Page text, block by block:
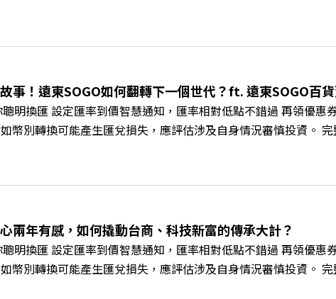
透視職場冰山》作者、薩提爾模式溝通引導師李崇義與謝佳芸，教
！ 🔺你的自我價值，難道只能由考績和主管來決定？ 🔺你或你
治主管」困境中全身而退？ 主持人／遠見雜誌總編輯 林讓均 與
，也順手理清生活的雜亂。 點開看質感養成術>> https://
IG：https://bit.ly/3AjBWNV YT：https://bit.ly/38jNi9k
事！遠東SOGO如何翻轉下一個世代？ft. 遠東SOGO百
明換匯 設定匯率到價智慧通知，匯率相對低點不錯過 再領優惠
別轉換可能產生匯兌損失，應評估涉及自身情況審慎投資。
碳、綠色消費與友善職場的變革浪潮下，傳統大流量、高耗能的
事長黃晴雯，帶你解析遠東SOGO如何透過戰略布局，打造出兼
度的利他平台？ 🔺最難節能的零售業如何落實「EP100」能效
度」 🔺最有人情味的文化橋梁！從社會創新到經典「日本展」
SOGO百貨董事長 黃晴雯 +++++ 🫧清除腦袋的盲點，也順手理
見》更多的社群： LINE：https://reurl.cc/A4ELQp IG：
Hosting
兩年有感，如何撬動台商、科技新富的傳承大計？
明換匯 設定匯率到價智慧通知，匯率相對低點不錯過 再領優惠
別轉換可能產生匯兌損失，應評估涉及自身情況審慎投資。
天，台灣成為亞洲新一代的財富調度與資產管理重鎮，你的資產